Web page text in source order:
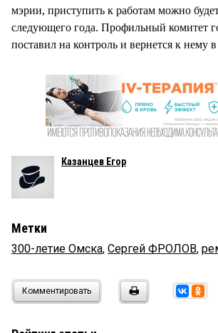
мэрии, приступить к работам можно
следующего года. Профильный комитет
поставил на контроль и вернется к нему
Казанцев Егор
Метки
300-летие Омска, Сергей ФРОЛОВ,
Комментировать